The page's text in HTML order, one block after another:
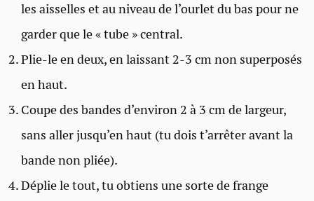
les aisselles et au niveau de l’ourlet du bas pour ne
garder que le « tube » central.
Plie-le en deux, en laissant 2-3 cm non superposés
en haut.
Coupe des bandes d’environ 2 à 3 cm de largeur,
sans aller jusqu’en haut (tu dois t’arrêter avant la
bande non pliée).
Déplie le tout, tu obtiens une sorte de frange